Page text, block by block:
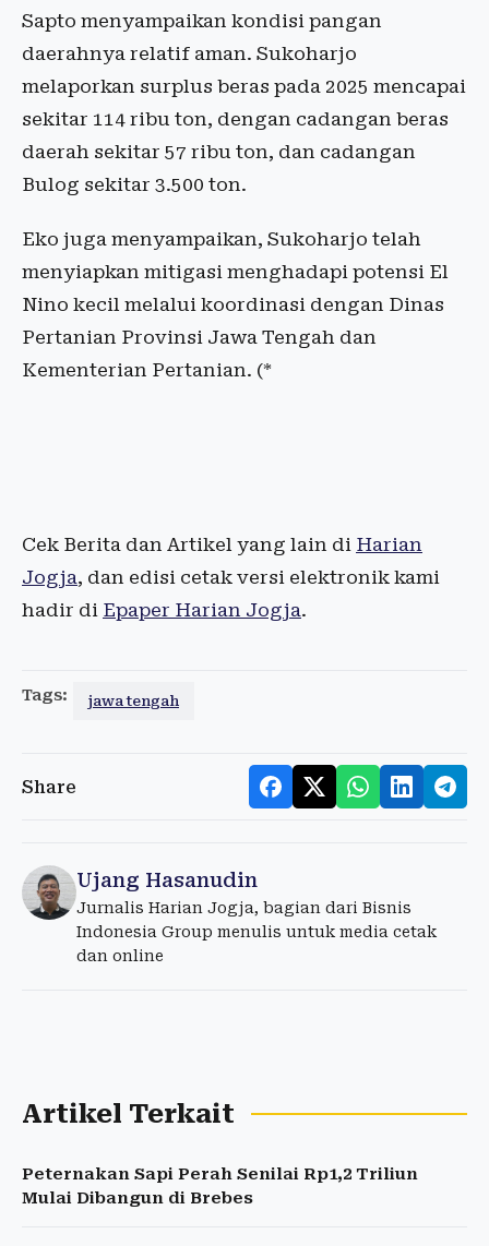
Sapto menyampaikan kondisi pangan
daerahnya relatif aman. Sukoharjo
melaporkan surplus beras pada 2025 mencapai
sekitar 114 ribu ton, dengan cadangan beras
daerah sekitar 57 ribu ton, dan cadangan
Bulog sekitar 3.500 ton.
Eko juga menyampaikan, Sukoharjo telah
menyiapkan mitigasi menghadapi potensi El
Nino kecil melalui koordinasi dengan Dinas
Pertanian Provinsi Jawa Tengah dan
Kementerian Pertanian. (*
Cek Berita dan Artikel yang lain di Harian
Jogja, dan edisi cetak versi elektronik kami
hadir di Epaper Harian Jogja.
Tags: jawa tengah
Share
Ujang Hasanudin
Jurnalis Harian Jogja, bagian dari Bisnis
Indonesia Group menulis untuk media cetak
dan online
Artikel Terkait
Peternakan Sapi Perah Senilai Rp1,2 Triliun
Mulai Dibangun di Brebes